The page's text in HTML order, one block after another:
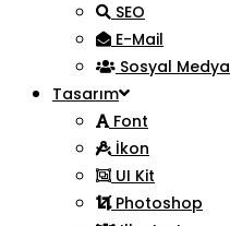
SEO
E-Mail
Sosyal Medya
Tasarım
Font
İkon
UI Kit
Photoshop